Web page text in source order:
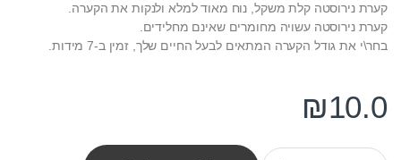
קערת נירוסטה קלת משקל, נוח מאוד למלא ולנקות את הקערה.
קערת נירוסטה עשויה מחומרים שאינם מחלידים.
בחר\י את גודל הקערה המתאים לבעל החיים שלך, זמין ב-7 מידות.
₪10.0
קערת נירוסטה מידה 1 quantity